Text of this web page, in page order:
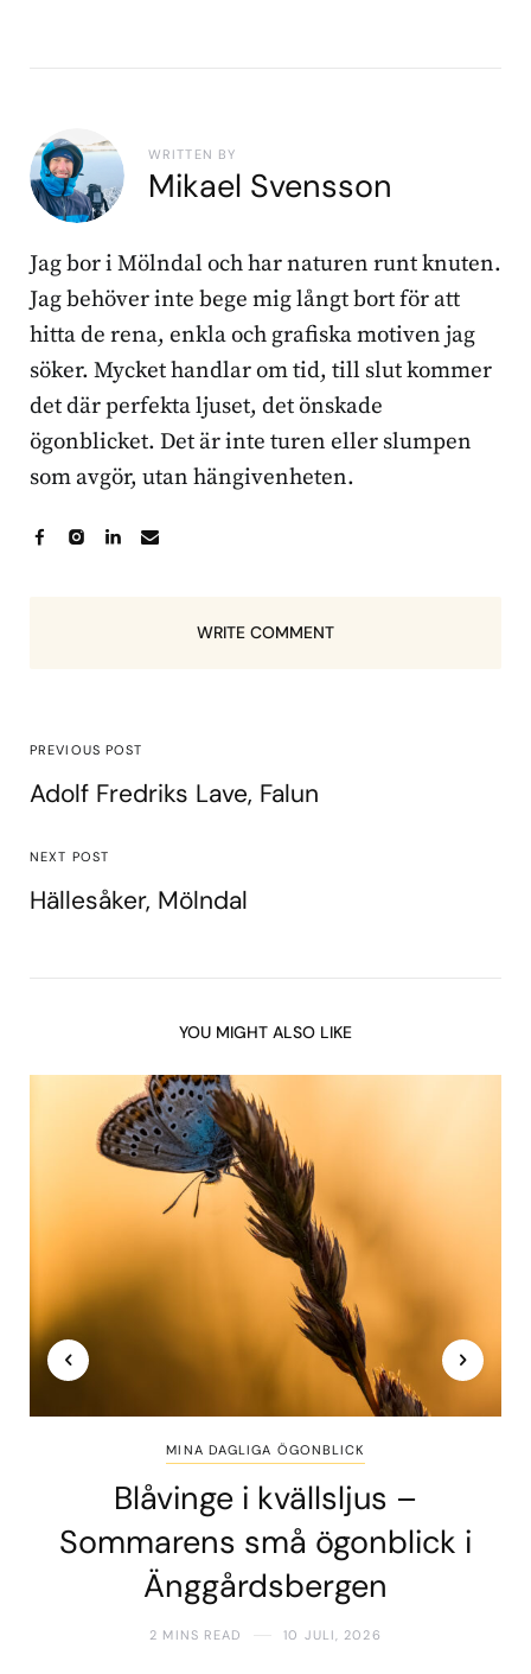
WRITTEN BY
Mikael Svensson
Jag bor i Mölndal och har naturen runt knuten.
Jag behöver inte bege mig långt bort för att
hitta de rena, enkla och grafiska motiven jag
söker. Mycket handlar om tid, till slut kommer
det där perfekta ljuset, det önskade
ögonblicket. Det är inte turen eller slumpen
som avgör, utan hängivenheten.
WRITE COMMENT
PREVIOUS POST
Adolf Fredriks Lave, Falun
NEXT POST
Hällesåker, Mölndal
YOU MIGHT ALSO LIKE
MINA DAGLIGA ÖGONBLICK
Blåvinge i kvällsljus –
Sommarens små ögonblick i
Änggårdsbergen
2 MINS READ 10 JULI, 2026